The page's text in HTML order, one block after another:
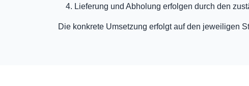
Lieferung und Abholung erfolgen durch den
Die konkrete Umsetzung erfolgt auf den jeweiligen